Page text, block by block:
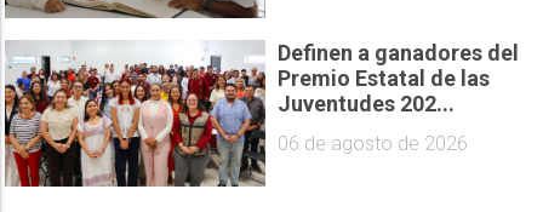
Definen a ganadores del
Premio Estatal de las
Juventudes 202...
06 de agosto de 2026